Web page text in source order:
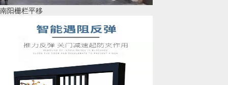
南阳栅栏平移